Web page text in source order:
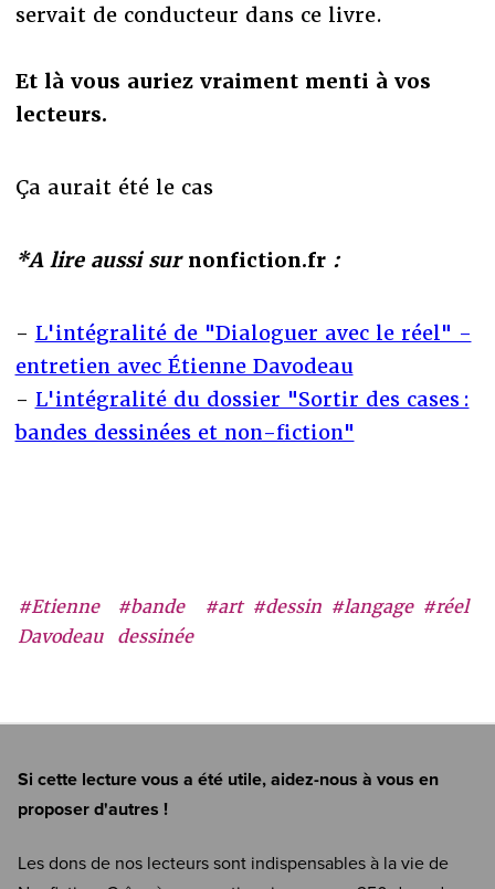
#Etienne
Davodeau
#bande
dessinée
#art #dessin #langage #réel
servait de conducteur dans ce livre.
Et là vous auriez vraiment menti à vos
lecteurs.
Ça aurait été le cas
*A lire aussi sur nonfiction.fr :
- L'intégralité de "Dialoguer avec le réel" -
entretien avec Étienne Davodeau
- L'intégralité du dossier "Sortir des cases :
bandes dessinées et non-fiction"
Si cette lecture vous a été utile, aidez-nous à vous en
proposer d'autres !
Les dons de nos lecteurs sont indispensables à la vie de